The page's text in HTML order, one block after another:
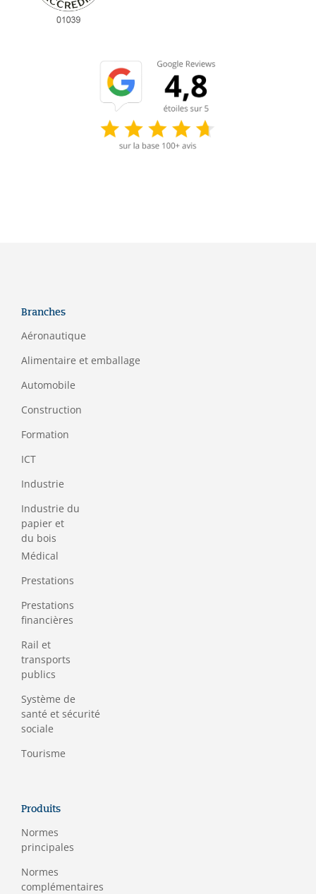
Branches
Aéronautique
Alimentaire et emballage
Automobile
Construction
Formation
ICT
Industrie
Industrie du
papier et
du bois
Médical
Prestations
Prestations
financières
Rail et
transports
publics
Système de
santé et sécurité
sociale
Tourisme
Produits
Normes
principales
Normes
complémentaires